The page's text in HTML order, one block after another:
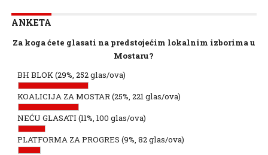
ANKETA
Za koga ćete glasati na predstojećim lokalnim izborima u
Mostaru?
BH BLOK(29%, 252 glas/ova)
KOALICIJA ZA MOSTAR(25%, 221 glas/ova)
NEĆU GLASATI (11%, 100 glas/ova)
PLATFORMA ZA PROGRES (9%, 82 glas/ova)